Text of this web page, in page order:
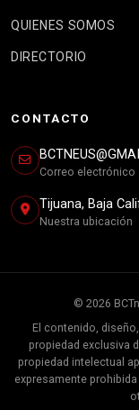
QUIENES SOMOS
DIRECTORIO
CONTACTO
Correo electrónico
Tijuana, Baja
Nuestra ubicación
© 2026
El contenido,
propiedad exclusiva
propiedad intelectual
expresamente